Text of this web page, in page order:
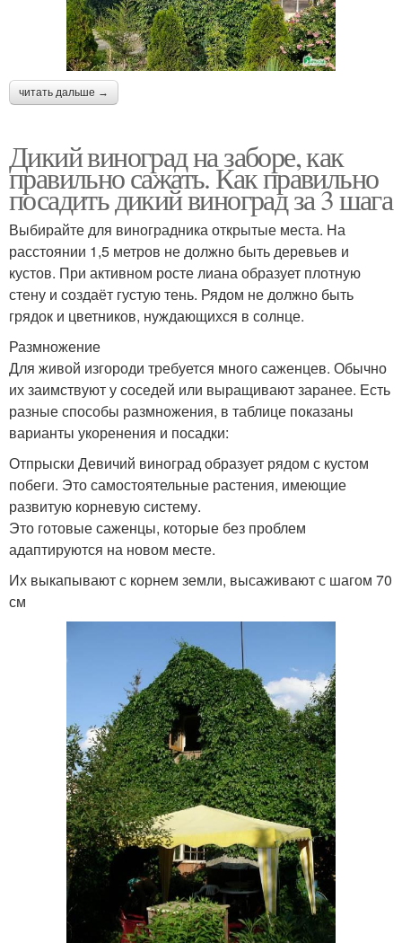
читать дальше →
Дикий виноград на заборе, как
правильно сажать. Как правильно
посадить дикий виноград за 3 шага
Выбирайте для виноградника открытые места. На
расстоянии 1,5 метров не должно быть деревьев и
кустов. При активном росте лиана образует плотную
стену и создаёт густую тень. Рядом не должно быть
грядок и цветников, нуждающихся в солнце.
Размножение
Для живой изгороди требуется много саженцев. Обычно
их заимствуют у соседей или выращивают заранее. Есть
разные способы размножения, в таблице показаны
варианты укоренения и посадки:
Отпрыски Девичий виноград образует рядом с кустом
побеги. Это самостоятельные растения, имеющие
развитую корневую систему.
Это готовые саженцы, которые без проблем
адаптируются на новом месте.
Их выкапывают с корнем земли, высаживают с шагом 70
см